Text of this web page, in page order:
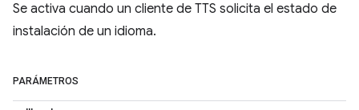
Se activa cuando un cliente de TTS solicita el estado de
instalación de un idioma.
PARÁMETROS